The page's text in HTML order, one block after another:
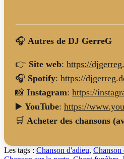
🎧 Autres de DJ GerreG
👉 Site web: https://
🎧 Spotify: https://
📸 Instagram: https://
▶️ YouTube: https://
🛒 Acheter des chansons
Les tags : Chanson d'adieu, Chanson